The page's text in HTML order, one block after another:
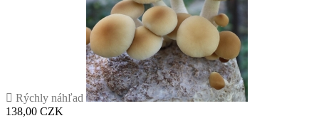
 Rýchly náhľad
Cena
138,00 CZK